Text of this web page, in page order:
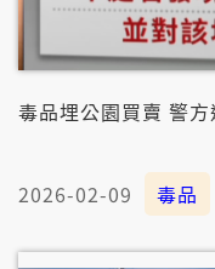
毒品埋公園買賣 警
2026-02-09 毒品